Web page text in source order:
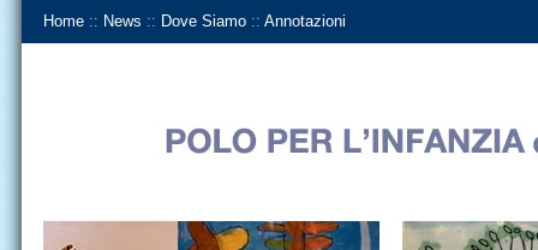
Home :: News :: Dove Siamo :: Annotazioni